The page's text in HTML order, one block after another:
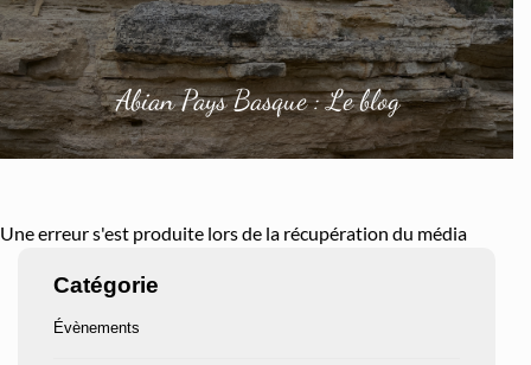
Abian Pays Basque : Le blog
Une erreur s'est produite lors de la récupération du média
Catégorie
Évènements